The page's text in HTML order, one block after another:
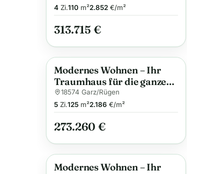
4Zi.110m²2.852€/m²
313.715 €
Neu Anzeige
Modernes Wohnen – Ihr
Traumhaus für die ganze
Familie
18574 Garz/Rügen
5Zi.125m²2.186 €/m²
273.260 €
Neu Anzeige
Modernes Wohnen – Ihr